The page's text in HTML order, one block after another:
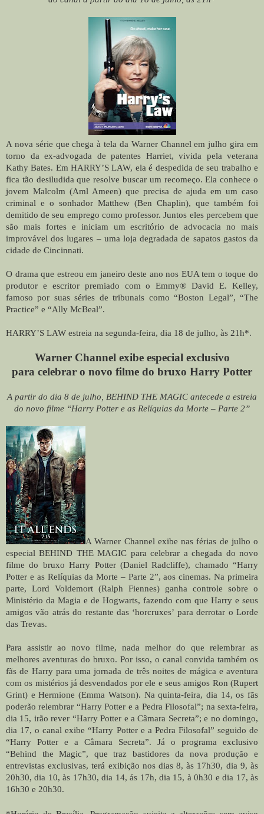
A nova série que chega à tela da Warner Channel em julho gira em
torno da ex-advogada de patentes Harriet, vivida pela veterana
Kathy Bates. Em HARRY’S LAW, ela é despedida de seu trabalho e
fica tão desiludida que resolve buscar um recomeço. Ela conhece o
jovem Malcolm (Aml Ameen) que precisa de ajuda em um caso
criminal e o sonhador Matthew (Ben Chaplin), que também foi
demitido de seu emprego como professor. Juntos eles percebem que
são mais fortes e iniciam um escritório de advocacia no mais
improvável dos lugares – uma loja degradada de sapatos gastos da
cidade de Cincinnati.
O drama que estreou em janeiro deste ano nos EUA tem o toque do
produtor e escritor premiado com o Emmy® David E. Kelley,
famoso por suas séries de tribunais como “Boston Legal”, “The
Practice” e “Ally McBeal”.
HARRY’S LAW estreia na segunda-feira, dia 18 de julho, às 21h*.
Warner Channel exibe especial exclusivo
para celebrar o novo filme do bruxo Harry Potter
A partir do dia 8 de julho, BEHIND THE MAGIC antecede a estreia
do novo filme “Harry Potter e as Relíquias da Morte – Parte 2”
A Warner Channel exibe nas férias de julho o
especial BEHIND THE MAGIC para celebrar a chegada do novo
filme do bruxo Harry Potter (Daniel Radcliffe), chamado “Harry
Potter e as Relíquias da Morte – Parte 2”, aos cinemas. Na primeira
parte, Lord Voldemort (Ralph Fiennes) ganha controle sobre o
Ministério da Magia e de Hogwarts, fazendo com que Harry e seus
amigos vão atrás do restante das ‘horcruxes’ para derrotar o Lorde
das Trevas.
Para assistir ao novo filme, nada melhor do que relembrar as
melhores aventuras do bruxo. Por isso, o canal convida também os
fãs de Harry para uma jornada de três noites de mágica e aventura
com os mistérios já desvendados por ele e seus amigos Ron (Rupert
Grint) e Hermione (Emma Watson). Na quinta-feira, dia 14, os fãs
poderão relembrar “Harry Potter e a Pedra Filosofal”; na sexta-feira,
dia 15, irão rever “Harry Potter e a Câmara Secreta”; e no domingo,
dia 17, o canal exibe “Harry Potter e a Pedra Filosofal” seguido de
“Harry Potter e a Câmara Secreta”. Já o programa exclusivo
“Behind the Magic”, que traz bastidores da nova produção e
entrevistas exclusivas, terá exibição nos dias 8, às 17h30, dia 9, às
20h30, dia 10, às 17h30, dia 14, ás 17h, dia 15, à 0h30 e dia 17, às
16h30 e 20h30.